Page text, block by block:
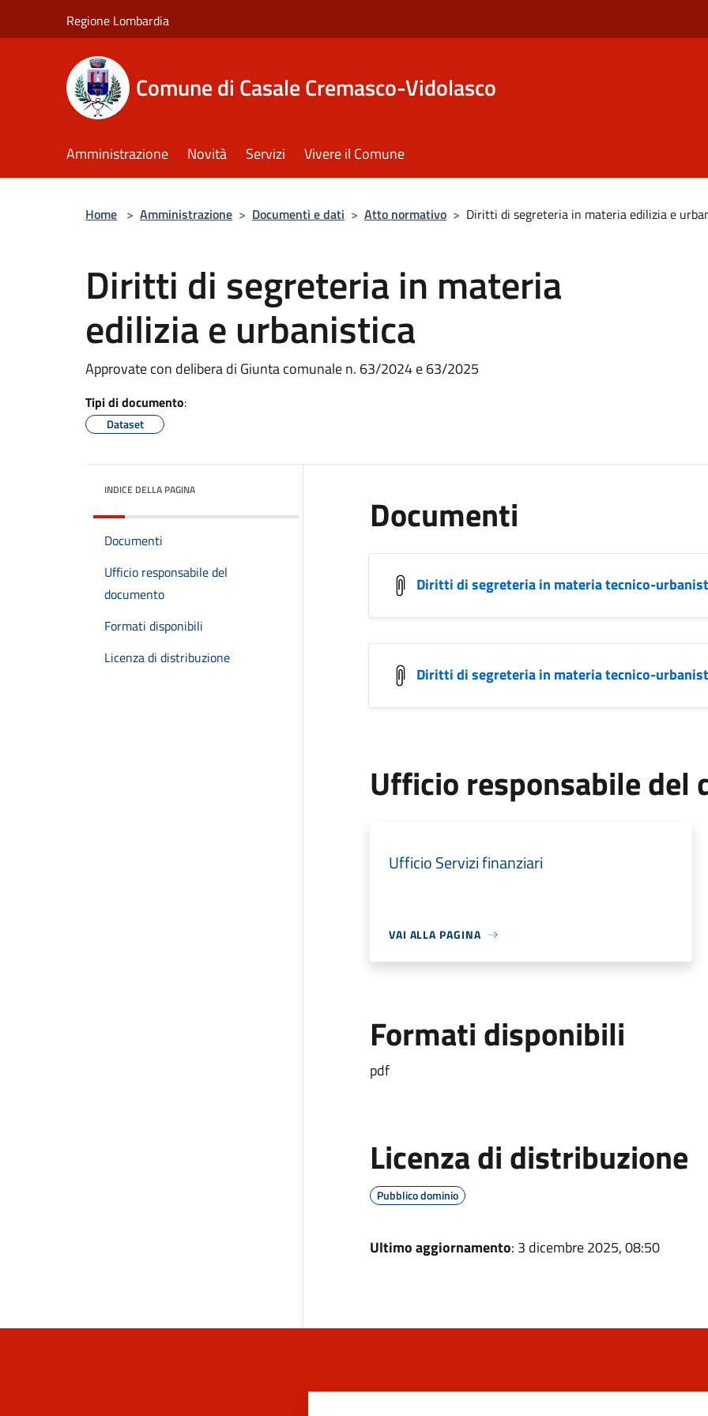
Regione Lombardia
Comune di Casale Cremasco-Vidolasco
Amministrazione Novità Servizi Vivere il Comune
Home > Amministrazione > Documenti e dati > Atto normativo > Diritti di segreteria in materia edilizia e
Diritti di segreteria in materia
edilizia e urbanistica
Approvate con delibera di Giunta comunale n. 63/2024 e 63/2025
Tipi di documento:
Dataset
INDICE DELLA PAGINA
Documenti
Ufficio responsabile del
documento
Formati disponibili
Licenza di distribuzione
Documenti
Diritti di segreteria in materia tecnico-
Diritti di segreteria in materia tecnico-
Ufficio responsabile del
Ufficio Servizi finanziari
VAI ALLA PAGINA
Formati disponibili
pdf
Licenza di distribuzione
Pubblico dominio
Ultimo aggiornamento: 3 dicembre 2025, 08:50